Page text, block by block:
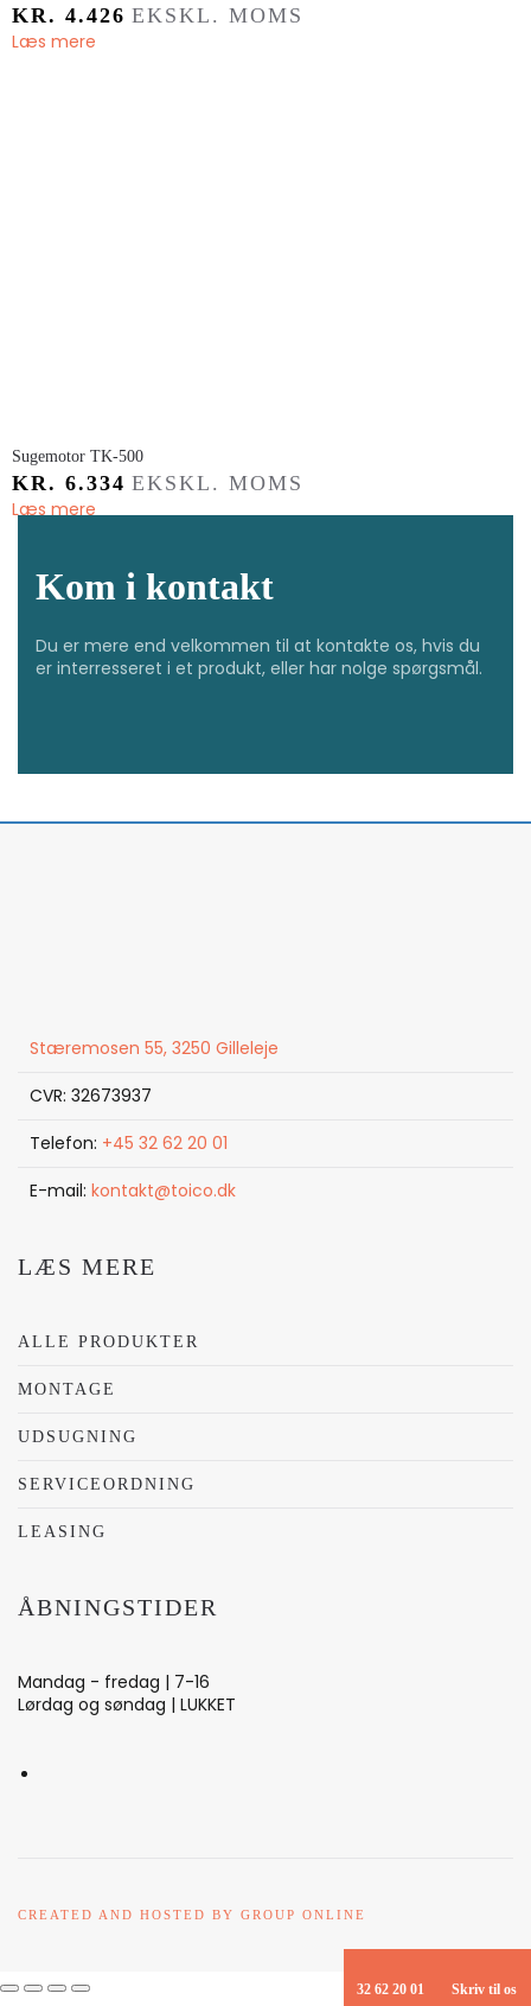
KR. 4.426 EKSKL. MOMS
Læs mere
​Sugemotor TK-500
KR. 6.334 EKSKL. MOMS
Læs mere
Kom i kontakt
Du er mere end velkommen til at kontakte os, hvis du
er interresseret i et produkt, eller har nolge spørgsmål.
Stæremosen 55, 3250 Gilleleje
CVR: 32673937
Telefon: +45 32 62 20 01
E-mail: kontakt@toico.dk
LÆS MERE
ALLE PRODUKTER
MONTAGE
UDSUGNING
SERVICEORDNING
LEASING
ÅBNINGSTIDER
Mandag - fredag | 7-16
Lørdag og søndag | LUKKET
CREATED AND HOSTED BY GROUP ONLINE
32 62 20 01 Skriv til os